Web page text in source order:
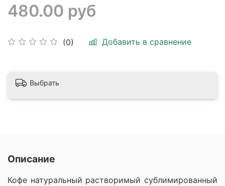
(0) Добавить в сравнение
480.00 руб
Выбрать
Описание
Кофе натуральный растворимый сублимированный